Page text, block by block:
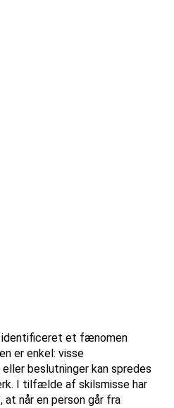
identificeret et fænomen
er enkel: visse
beslutninger kan spredes
I tilfælde af skilsmisse har
når en person går fra